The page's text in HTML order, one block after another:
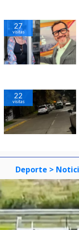
27
visitas
22
visitas
Deporte >